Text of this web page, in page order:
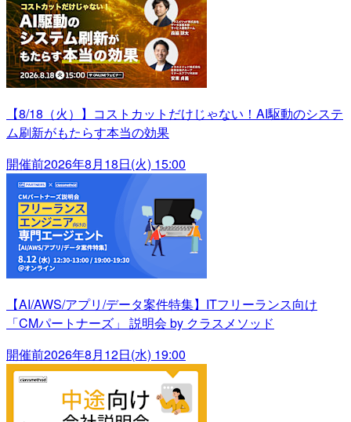
【8/18（火）】コストカットだけじゃない！AI駆動のシステ
ム刷新がもたらす本当の効果
開催前2026年8月18日(火) 15:00
【AI/AWS/アプリ/データ案件特集】ITフリーランス向け
「CMパートナーズ」 説明会 by クラスメソッド
開催前2026年8月12日(水) 19:00